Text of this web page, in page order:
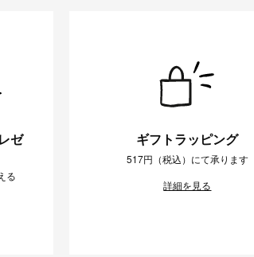
ゼ
る
ギフトラッピング
517円（税込）にて承ります
詳細を見る